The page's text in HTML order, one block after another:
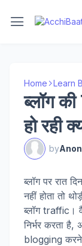
Home Learn
ब्लॉग
हो रही
by
ब्लॉग पर रात
नहीं होता तो
ब्लॉग traffic।
निर्भर करता है,
blogging